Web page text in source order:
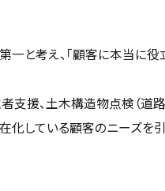
一と考え、「顧客に本当に
援、土木構造物点検（道路
化している顧客のニーズを